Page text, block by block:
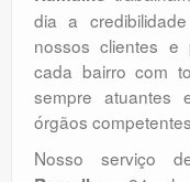
dia a
nossos clientes e
cada bairro com
sempre atuantes
órgãos
Nosso serviço